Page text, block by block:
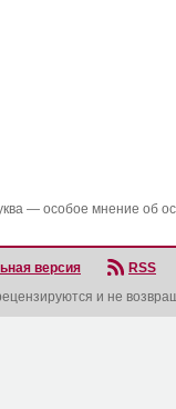
— особое мнение об
версия
RSS
и не